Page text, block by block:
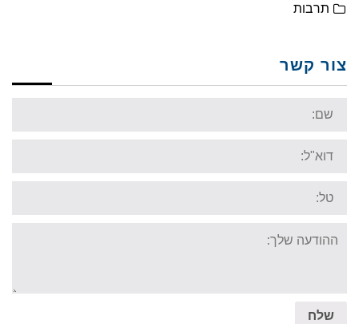
תרבות
צור קשר
message:
שלח